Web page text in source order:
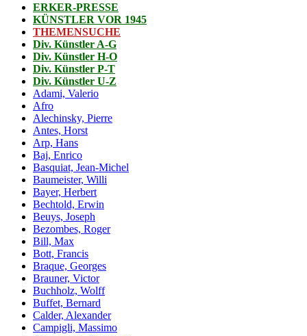
ERKER-PRESSE
KÜNSTLER VOR 1945
THEMENSUCHE
Div. Künstler A-G
Div. Künstler H-O
Div. Künstler P-T
Div. Künstler U-Z
Adami, Valerio
Afro
Alechinsky, Pierre
Antes, Horst
Arp, Hans
Baj, Enrico
Basquiat, Jean-Michel
Baumeister, Willi
Bayer, Herbert
Bechtold, Erwin
Beuys, Joseph
Bezombes, Roger
Bill, Max
Bott, Francis
Braque, Georges
Brauner, Victor
Buchholz, Wolff
Buffet, Bernard
Calder, Alexander
Campigli, Massimo